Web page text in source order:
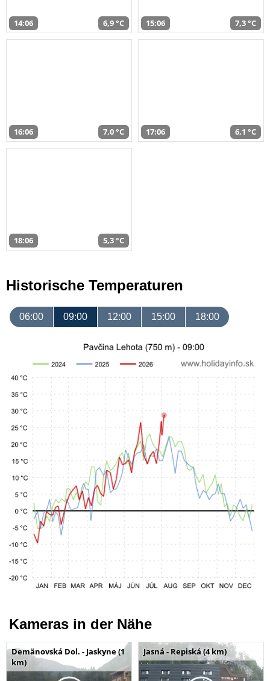
14:06 6,9 °C 15:06 7,3 °C
16:06 7,0 °C 17:06 6,1 °C
18:06 5,3 °C
Historische Temperaturen
06:00 09:00 12:00 15:00 18:00
Kameras in der Nähe
Demänovská Dol. - Jaskyne (1
km)
Jasná - Repiská (4 km)